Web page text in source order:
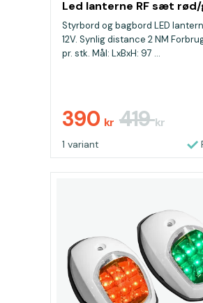
Led lanterne RF sæt
Styrbord og bagbord LED
12V. Synlig distance 2 NM
pr. stk. Mål: LxBxH: 97 ...
390 kr 419kr
1 variant